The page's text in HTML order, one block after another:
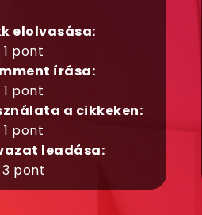
elolvasása:
1 pont
írása:
1 pont
a cikkeken:
1 pont
leadása:
3 pont